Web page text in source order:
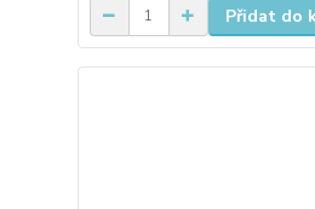
Přidat do